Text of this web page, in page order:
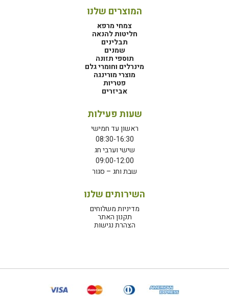
המוצרים שלנו
צמחי מרפא
חליטות להנאה
תבלינים
שמנים
תוספי תזונה
מינרלים וחומרי גלם
מוצרי מורינגה
פטריות
אביזרים
שעות פעילות
ראשון עד חמישי
08:30-16:30
שישי וערבי חג
09:00-12:00
שבת וחג – סגור
השירותים שלנו
מדיניות משלוחים
תקנון האתר
הצהרת נגישות